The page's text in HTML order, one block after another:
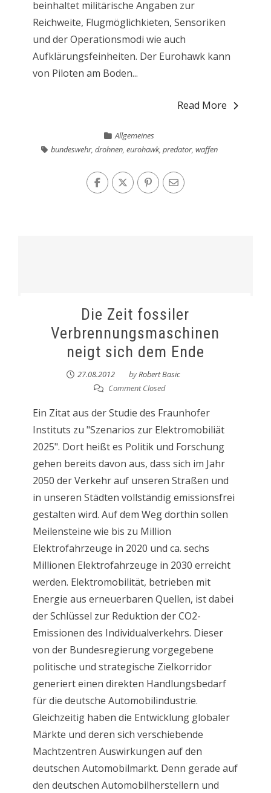
beinhaltet militärische Angaben zur
Reichweite, Flugmöglichkieten, Sensoriken
und der Operationsmodi wie auch
Aufklärungsfeinheiten. Der Eurohawk kann
von Piloten am Boden...
Read More
Allgemeines
bundeswehr, drohnen, eurohawk, predator, waffen
Die Zeit fossiler
Verbrennungsmaschinen
neigt sich dem Ende
27.08.2012 byRobert Basic
Comment Closed
Ein Zitat aus der Studie des Fraunhofer
Instituts zu "Szenarios zur Elektromobiliät
2025". Dort heißt es Politik und Forschung
gehen bereits davon aus, dass sich im Jahr
2050 der Verkehr auf unseren Straßen und
in unseren Städten vollständig emissionsfrei
gestalten wird. Auf dem Weg dorthin sollen
Meilensteine wie bis zu Million
Elektrofahrzeuge in 2020 und ca. sechs
Millionen Elektrofahrzeuge in 2030 erreicht
werden. Elektromobilität, betrieben mit
Energie aus erneuerbaren Quellen, ist dabei
der Schlüssel zur Reduktion der CO2-
Emissionen des Individualverkehrs. Dieser
von der Bundesregierung vorgegebene
politische und strategische Zielkorridor
generiert einen direkten Handlungsbedarf
für die deutsche Automobilindustrie.
Gleichzeitig haben die Entwicklung globaler
Märkte und deren sich verschiebende
Machtzentren Auswirkungen auf den
deutschen Automobilmarkt. Denn gerade auf
den deutschen Automobilherstellern und